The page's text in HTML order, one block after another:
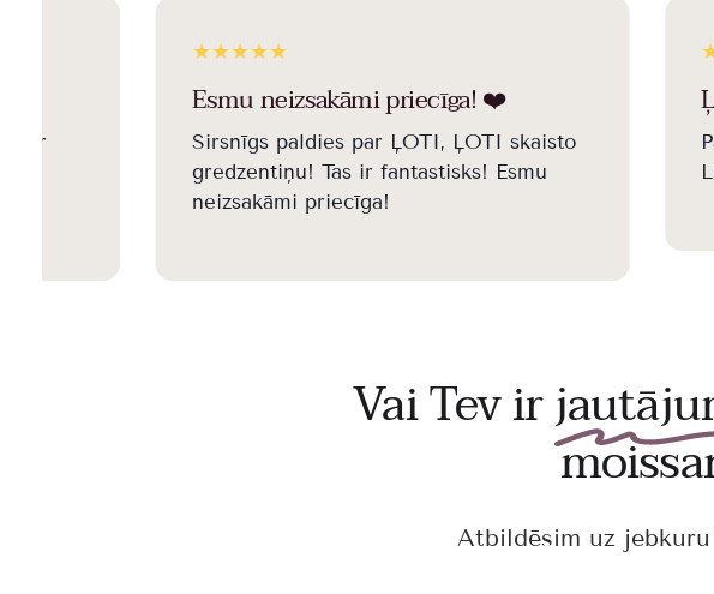
ir
Esmu neizsakāmi priecīga! ❤️️
Sirsnīgs paldies par ĻOTI, ĻOTI skaisto
gredzentiņu! Tas ir fantastisks! Esmu
neizsakāmi priecīga!
Vai Tev ir
Atbildēsim uz